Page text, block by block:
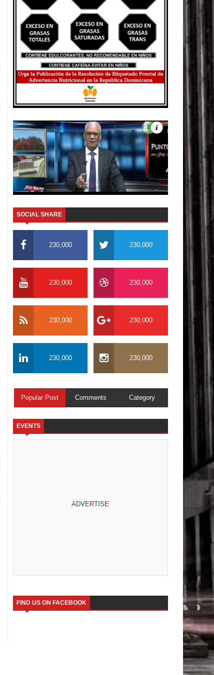
SOCIAL SHARE
230,000 230,000
230,000 230,000
230,000 230,000
230,000 230,000
Popular Post Comments Category
EVENTS
FIND US ON FACEBOOK